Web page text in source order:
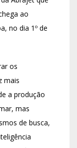
ao
no dia 1º de
os
mais
a produção
mas
de busca,